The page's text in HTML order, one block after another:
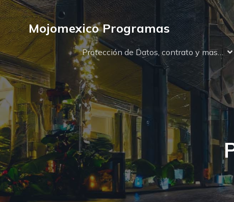
Mojomexico Programas
Protección de Datos, contrato y mas…